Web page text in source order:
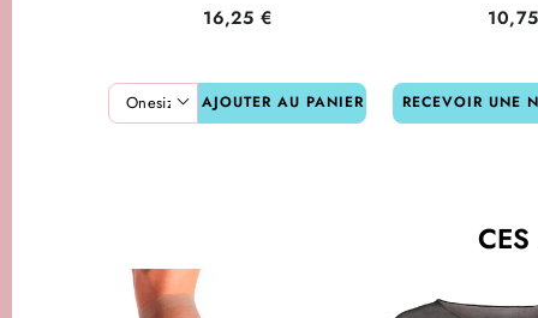
16,25 €
AJOUTER AU PANIER RECEVOIR UNE